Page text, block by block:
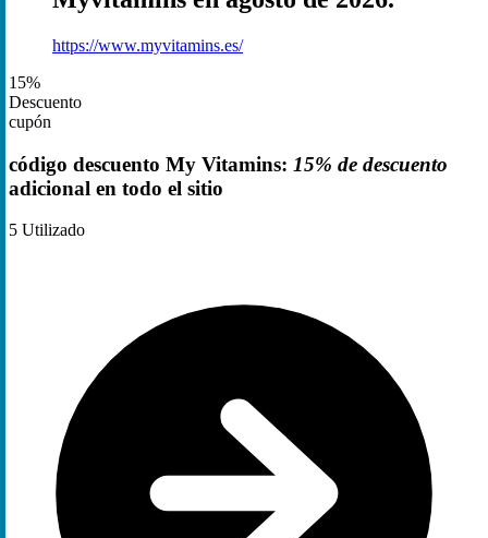
https://www.myvitamins.es/
15%
Descuento
cupón
código descuento My Vitamins: 15% de descuento
adicional en todo el sitio
5 Utilizado